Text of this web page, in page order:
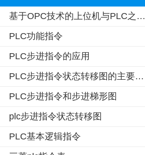
基于OPC技术的上位机与PLC之…
PLC功能指令
PLC步进指令的应用
PLC步进指令状态转移图的主要…
PLC步进指令和步进梯形图
plc步进指令状态转移图
PLC基本逻辑指令